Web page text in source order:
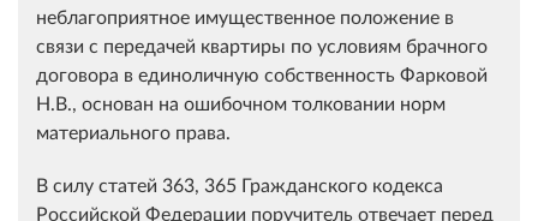
неблагоприятное имущественное положение в
связи с передачей квартиры по условиям брачного
договора в единоличную собственность Фарковой
Н.В., основан на ошибочном толковании норм
материального права.
В силу статей 363, 365 Гражданского кодекса
Российской Федерации поручитель отвечает перед